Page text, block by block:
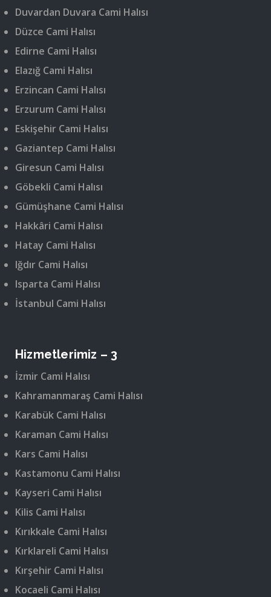
Duvardan Duvara Cami Halısı
Düzce Cami Halısı
Edirne Cami Halısı
Elazığ Cami Halısı
Erzincan Cami Halısı
Erzurum Cami Halısı
Eskişehir Cami Halısı
Gaziantep Cami Halısı
Giresun Cami Halısı
Göbekli Cami Halısı
Gümüşhane Cami Halısı
Hakkâri Cami Halısı
Hatay Cami Halısı
Iğdır Cami Halısı
Isparta Cami Halısı
İstanbul Cami Halısı
Hizmetlerimiz – 3
İzmir Cami Halısı
Kahramanmaraş Cami Halısı
Karabük Cami Halısı
Karaman Cami Halısı
Kars Cami Halısı
Kastamonu Cami Halısı
Kayseri Cami Halısı
Kilis Cami Halısı
Kırıkkale Cami Halısı
Kırklareli Cami Halısı
Kırşehir Cami Halısı
Kocaeli Cami Halısı